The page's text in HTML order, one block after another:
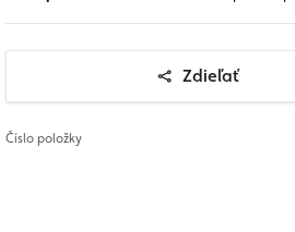
Zdieľať
Číslo položky